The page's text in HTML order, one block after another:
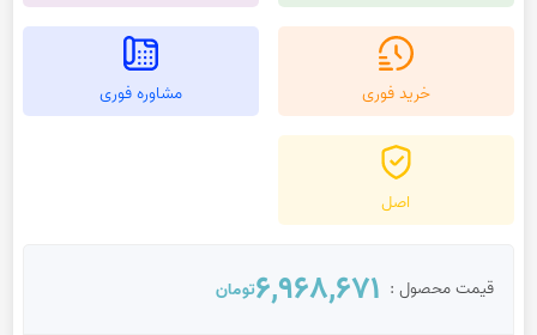
خرید فوری مشاوره فوری
اصل
قیمت محصول : 6,968,671تومان